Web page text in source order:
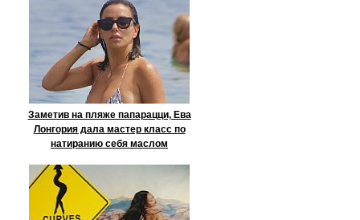
Заметив на пляже папарацци, Ева
Лонгория дала мастер класс по
натиранию себя маслом